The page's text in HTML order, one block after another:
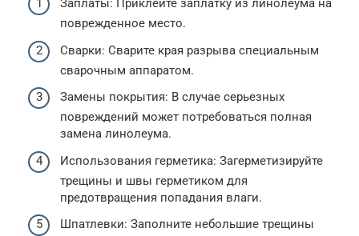
Заплаты: Приклейте заплатку из линолеума на
поврежденное место.
Сварки: Сварите края разрыва специальным
сварочным аппаратом.
Замены покрытия: В случае серьезных
повреждений может потребоваться полная
замена линолеума.
Использования герметика: Загерметизируйте
трещины и швы герметиком для
предотвращения попадания влаги.
Шпатлевки: Заполните небольшие трещины